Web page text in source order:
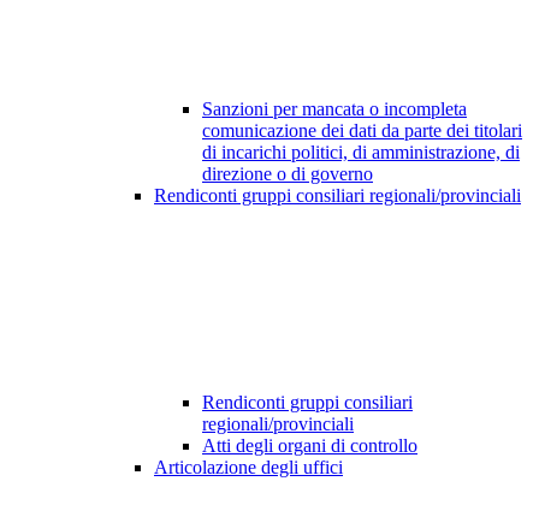
Sanzioni per mancata o incompleta
comunicazione dei dati da parte dei titolari
di incarichi politici, di amministrazione, di
direzione o di governo
Rendiconti gruppi consiliari regionali/provinciali
Rendiconti gruppi consiliari
regionali/provinciali
Atti degli organi di controllo
Articolazione degli uffici